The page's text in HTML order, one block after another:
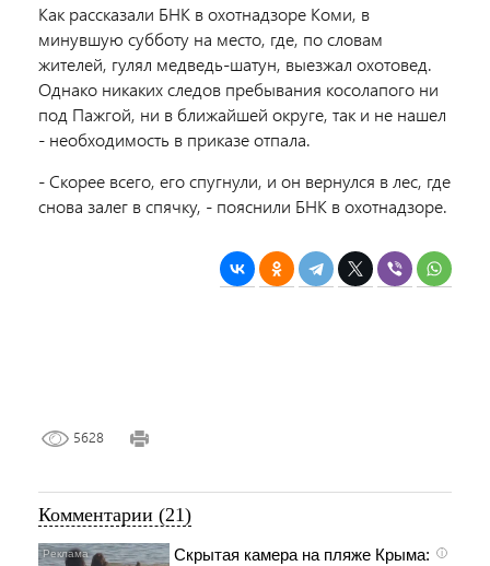
Как рассказали БНК в охотнадзоре Коми, в
минувшую субботу на место, где, по словам
жителей, гулял медведь-шатун, выезжал охотовед.
Однако никаких следов пребывания косолапого ни
под Пажгой, ни в ближайшей округе, так и не нашел
- необходимость в приказе отпала.
- Скорее всего, его спугнули, и он вернулся в лес, где
снова залег в спячку, - пояснили БНК в охотнадзоре.
5628
Комментарии (21)
i
Скрытая камера на пляже Крыма: